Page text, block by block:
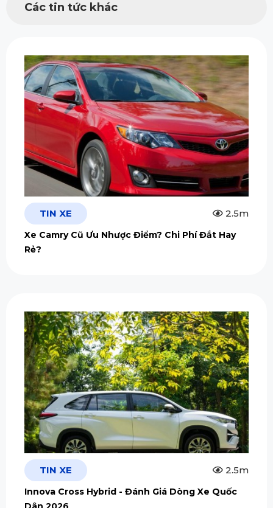
Các tin tức khác
TIN XE 2.5m
Xe Camry Cũ Ưu Nhược Điểm? Chi Phí Đắt Hay
Rẻ?
TIN XE 2.5m
Innova Cross Hybrid - Đánh Giá Dòng Xe Quốc